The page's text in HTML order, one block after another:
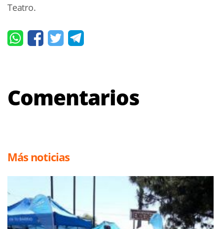
Teatro.
Comentarios
Más noticias